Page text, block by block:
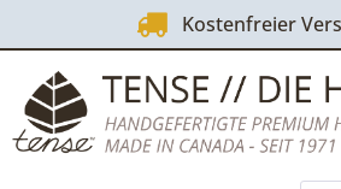
Kostenfreier